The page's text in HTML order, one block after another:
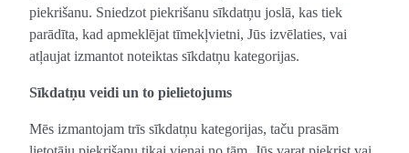
piekrišanu. Sniedzot piekrišanu sīkdatņu joslā, kas tiek
parādīta, kad apmeklējat tīmekļvietni, Jūs izvēlaties, vai
atļaujat izmantot noteiktas sīkdatņu kategorijas.
Sīkdatņu veidi un to pielietojums
Mēs izmantojam trīs sīkdatņu kategorijas, taču prasām